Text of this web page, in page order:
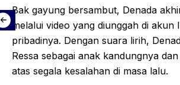
Bak gayung bersambut, Denada
melalui video yang diunggah di akun
pribadinya. Dengan suara lirih,
Ressa sebagai anak kandungnya
atas segala kesalahan di masa lalu.